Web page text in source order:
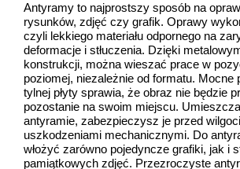
Antyramy to najprostszy sposób na
rysunków, zdjęć czy grafik. Oprawy
czyli lekkiego materiału odpornego na
deformacje i stłuczenia. Dzięki
konstrukcji, można wieszać prace w
poziomej, niezależnie od formatu. Mocne
tylnej płyty sprawia, że obraz nie będzie
pozostanie na swoim miejscu.
antyramie, zabezpieczysz je przed
uszkodzeniami mechanicznymi. Do
włożyć zarówno pojedyncze grafiki, jak i
pamiątkowych zdjęć. Przezroczyste